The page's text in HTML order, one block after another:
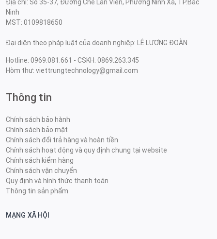
Địa chỉ: Số 35-37, Đường Chế Lan Viên, Phường Ninh Xá, TP.Bắc
Ninh
MST: 0109818650
Đại diện theo pháp luật của doanh nghiệp: LÊ LƯƠNG ĐOÀN
Hotline: 0969.081.661 - CSKH: 0869.263.345
Hòm thư: viettrungtechnology@gmail.com
Thông tin
Chính sách bảo hành
Chính sách bảo mật
Chính sách đổi trả hàng và hoàn tiền
Chính sách hoạt động và quy định chung tại website
Chính sách kiểm hàng
Chính sách vận chuyển
Quy định và hình thức thanh toán
Thông tin sản phẩm
MẠNG XÃ HỘI